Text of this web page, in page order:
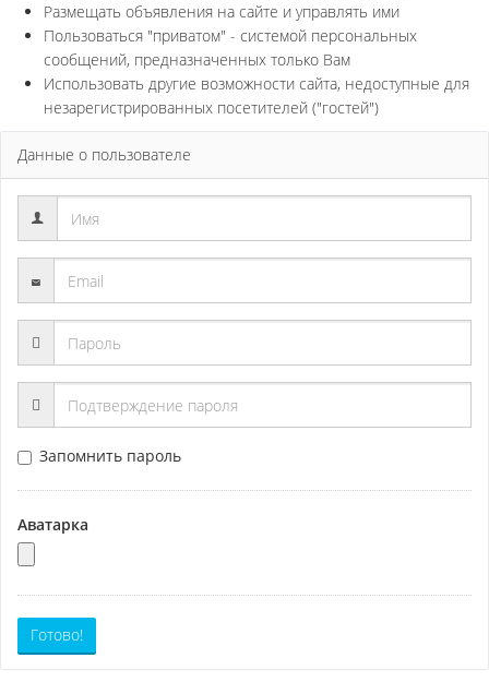
Размещать объявления на сайте и управлять ими
Пользоваться "приватом" - системой персональных
сообщений, предназначенных только Вам
Использовать другие возможности сайта, недоступные для
незарегистрированных посетителей ("гостей")
Данные о пользователе
Запомнить пароль
Аватарка
Готово!